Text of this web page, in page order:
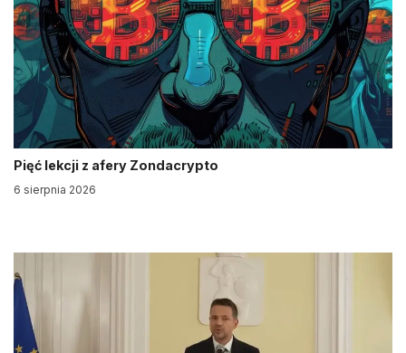
Pięć lekcji z afery Zondacrypto
6 sierpnia 2026